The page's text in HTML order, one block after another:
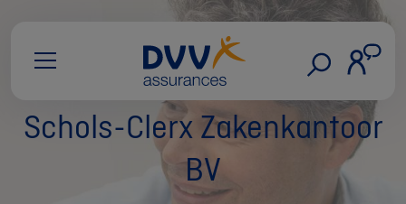
Schols-Clerx Zakenkantoor
BV